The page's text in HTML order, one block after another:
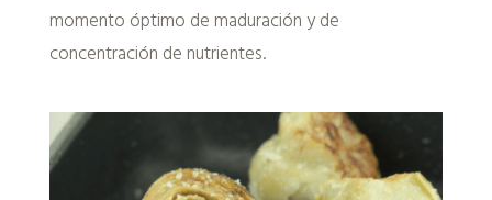
momento óptimo de maduración y de
concentración de nutrientes.